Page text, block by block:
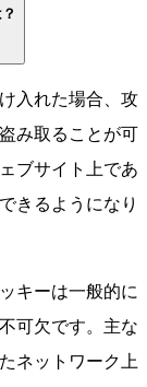
入れた場合、攻
み取ることが可
ブサイト上であ
きるようになり
キーは一般的に
可欠です。主な
ネットワーク上